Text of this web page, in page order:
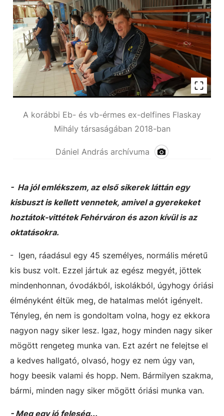
A korábbi Eb- és vb-érmes ex-delfines Flaskay
Mihály társaságában 2018-ban
Dániel András archívuma
- Ha jól emlékszem, az első sikerek láttán egy
kisbuszt is kellett vennetek, amivel a gyerekeket
hoztátok-vittétek Fehérváron és azon kívül is az
oktatásokra.
- Igen, ráadásul egy 45 személyes, normális méretű
kis busz volt. Ezzel jártuk az egész megyét, jöttek
mindenhonnan, óvodákból, iskolákból, úgyhogy óriási
élményként éltük meg, de hatalmas melót igényelt.
Tényleg, én nem is gondoltam volna, hogy ez ekkora
nagyon nagy siker lesz. Igaz, hogy minden nagy siker
mögött rengeteg munka van. Ezt azért ne felejtse el
a kedves hallgató, olvasó, hogy ez nem úgy van,
hogy beesik valami és hopp. Nem. Bármilyen szakma,
bármi, minden nagy siker mögött óriási munka van.
- Meg egy jó feleség...